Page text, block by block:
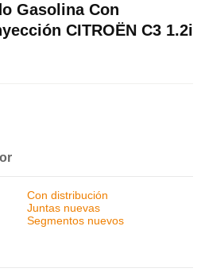
Gasolina Con
CITROËN C3 1.2i
Con distribución
Juntas nuevas
Segmentos nuevos